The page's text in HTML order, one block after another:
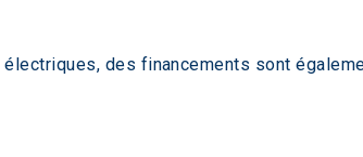
des financements sont